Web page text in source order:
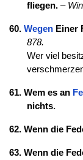
fliegen.–
60. WegenEiner
878.
Wer viel
61. Wem es an
nichts.
62. Wenn die
63. Wenn die